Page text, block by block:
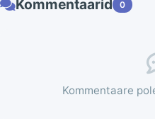
Kommentaarid 0
Kommentaare